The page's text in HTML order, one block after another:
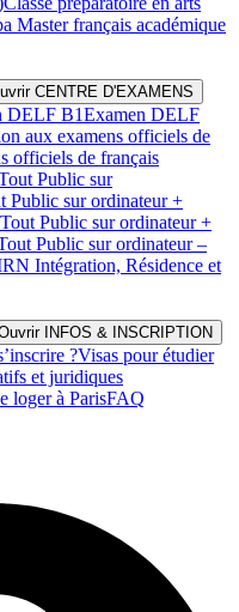
Master français académique
CENTRE D'EXAMENS
DELF B1Examen DELF
aux examens officiels de
officiels de français
Public sur
Public sur ordinateur +
Public sur ordinateur +
Public sur ordinateur –
Intégration, Résidence et
INFOS & INSCRIPTION
?Visas pour étudier
et juridiques
loger à ParisFAQ